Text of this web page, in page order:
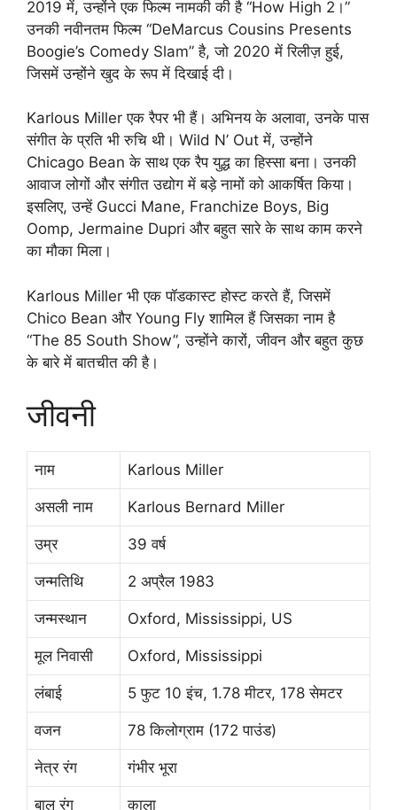
2019 में, उन्होंने एक फिल्म नामकी की है “How High 2।”
उनकी नवीनतम फिल्म “DeMarcus Cousins Presents
Boogie’s Comedy Slam” है, जो 2020 में रिलीज़ हुई,
जिसमें उन्होंने खुद के रूप में दिखाई दी।
Karlous Miller एक रैपर भी हैं। अभिनय के अलावा, उनके पास
संगीत के प्रति भी रुचि थी। Wild N’ Out में, उन्होंने
Chicago Bean के साथ एक रैप युद्ध का हिस्सा बना। उनकी
आवाज लोगों और संगीत उद्योग में बड़े नामों को आकर्षित किया।
इसलिए, उन्हें Gucci Mane, Franchize Boys, Big
Oomp, Jermaine Dupri और बहुत सारे के साथ काम करने
का मौका मिला।
Karlous Miller भी एक पॉडकास्ट होस्ट करते हैं, जिसमें
Chico Bean और Young Fly शामिल हैं जिसका नाम है
“The 85 South Show”, उन्होंने कारों, जीवन और बहुत कुछ
के बारे में बातचीत की है।
जीवनी
नाम Karlous Miller
असली नाम Karlous Bernard Miller
उम्र 39 वर्ष
जन्मतिथि 2 अप्रैल 1983
जन्मस्थान Oxford, Mississippi, US
मूल निवासी Oxford, Mississippi
लंबाई 5 फुट 10 इंच, 1.78 मीटर, 178 सेमटर
वजन 78 किलोग्राम (172 पाउंड)
नेत्र रंग गंभीर भूरा
बाल रंग काला